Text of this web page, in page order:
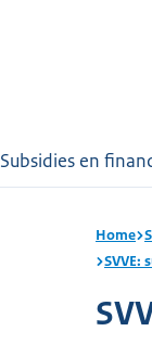
Subsidies en
Home
SVVE: